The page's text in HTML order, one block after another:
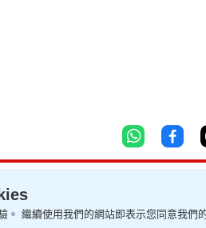
明 使用條款 版權及免責聲明 幫助
。 繼續使用我們的網站即表示您同意我們